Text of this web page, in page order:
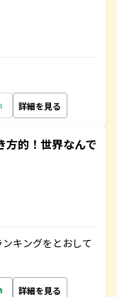
詳細を見る
的！世界なんで
キングをとおして
詳細を見る